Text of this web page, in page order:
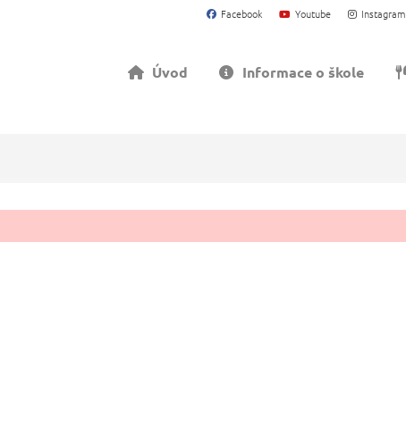
Facebook Youtube Instagram
Úvod Informace o škole